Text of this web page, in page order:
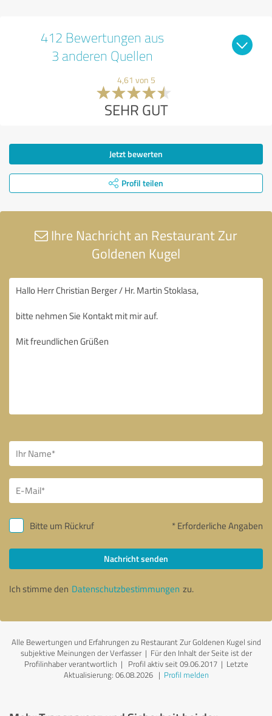
412 Bewertungen aus
3 anderen Quellen
4,61 von 5
SEHR GUT
Jetzt bewerten
Profil teilen
Ihre Nachricht an Restaurant Zur
Goldenen Kugel
Bitte um Rückruf * Erforderliche Angaben
Nachricht senden
Ich stimme den Datenschutzbestimmungen zu.
Alle Bewertungen und Erfahrungen zu Restaurant Zur Goldenen Kugel sind
subjektive Meinungen der Verfasser | Für den Inhalt der Seite ist der
Profilinhaber verantwortlich | Profil aktiv seit 09.06.2017 | Letzte
Aktualisierung: 06.08.2026| Profil melden